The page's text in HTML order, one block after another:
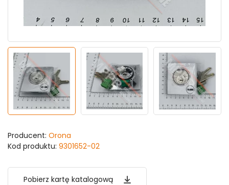
Producent: Orona
Kod produktu: 9301652-02
Pobierz kartę katalogową